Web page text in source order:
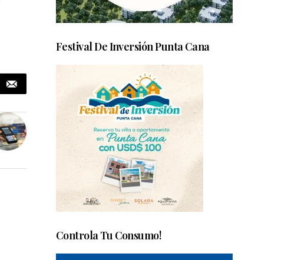
Festival De Inversión Punta Cana
Controla Tu Consumo!